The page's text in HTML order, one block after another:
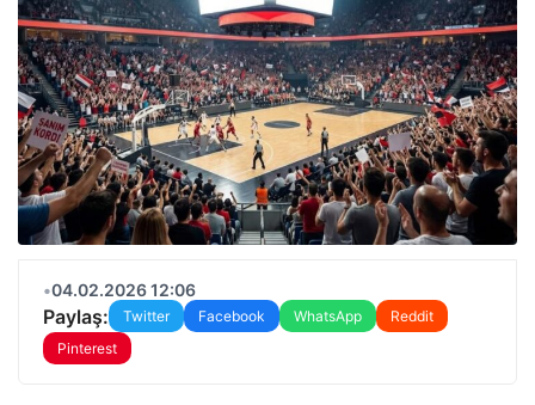
•04.02.2026 12:06
Paylaş: Twitter Facebook WhatsApp
Reddit
Pinterest